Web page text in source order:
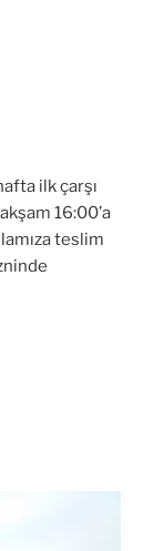
ilk çarşı
16:00’a
teslim